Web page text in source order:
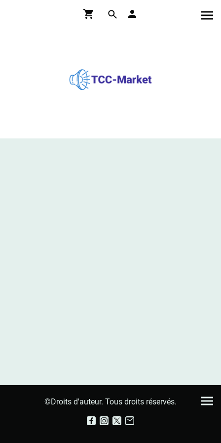
©Droits d'auteur. Tous droits réservés.